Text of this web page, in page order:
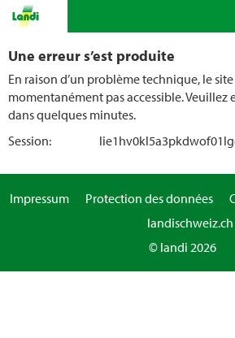
Une erreur s’est produite
En raison d’un problème technique, le site
momentanément pas accessible. Veuillez
dans quelques minutes.
Session:
Impressum Protection des données
landischweiz.ch
© landi 2026